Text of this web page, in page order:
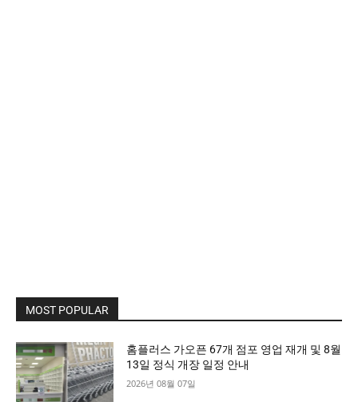
MOST POPULAR
홈플러스 가오픈 67개 점포 영업 재개 및 8월
13일 정식 개장 일정 안내
2026년 08월 07일